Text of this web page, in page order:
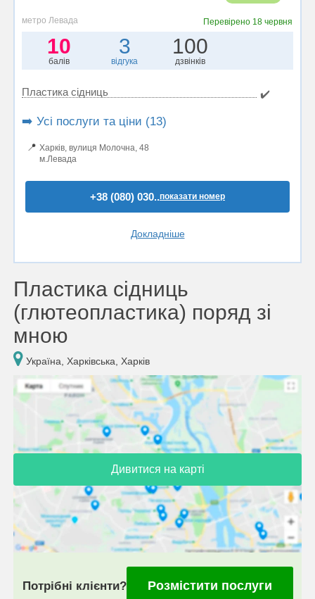
метро Левада Перевірено 18 червня
10
балів
3
відгука
100
дзвінків
Пластика сідниць ✔️
➡️ Усі послуги та ціни (13)
📍 Харків, вулиця Молочна, 48
м.Левада
+38 (080) 030..показати номер
Докладніше
Пластика сідниць
(глютеопластика) поряд зі
мною
Україна, Харківська, Харків
Дивитися на карті
Потрібні клієнти? Розмістити послуги